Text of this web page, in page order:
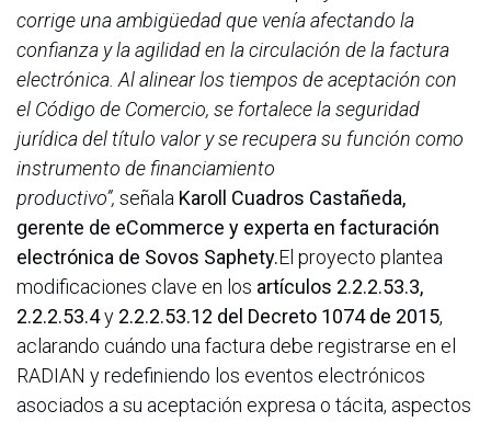
corrige una ambigüedad que venía afectando la
confianza y la agilidad en la circulación de la factura
electrónica. Al alinear los tiempos de aceptación con
el Código de Comercio, se fortalece la seguridad
jurídica del título valor y se recupera su función como
instrumento de financiamiento
productivo”, señala Karoll Cuadros Castañeda,
gerente de eCommerce y experta en facturación
electrónica de Sovos Saphety.El proyecto plantea
modificaciones clave en los artículos 2.2.2.53.3,
2.2.2.53.4y 2.2.2.53.12 del Decreto 1074 de 2015,
aclarando cuándo una factura debe registrarse en el
RADIAN y redefiniendo los eventos electrónicos
asociados a su aceptación expresa o tácita, aspectos